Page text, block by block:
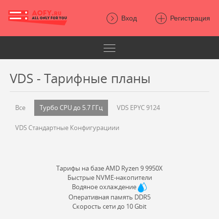
Вход Регистрация
VDS - Тарифные планы
Все Турбо CPU до 5.7 ГГц VDS EPYC 9124
VDS Стандартные Конфигурациии
Тарифы на базе AMD Ryzen 9 9950X
Быстрые NVME-накопители
Водяное охлаждение
Оперативная память DDR5
Скорость сети до 10 Gbit